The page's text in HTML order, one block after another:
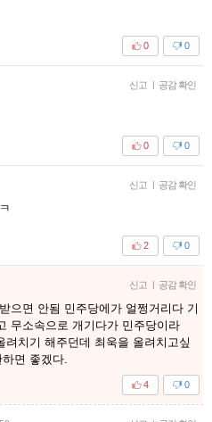
0
0
신고 | 공감 확인
0
0
신고 | 공감 확인
0
2
신고 | 공감 확인
으면 안됨 민주당에가 얼쩡거리다 기
무소속으로 개기다가 민주당이라
치기 해주던데 최욱을 올려치고싶
면 좋겠다.
0
4